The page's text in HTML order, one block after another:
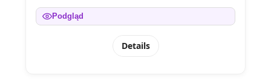
Podgląd
Details